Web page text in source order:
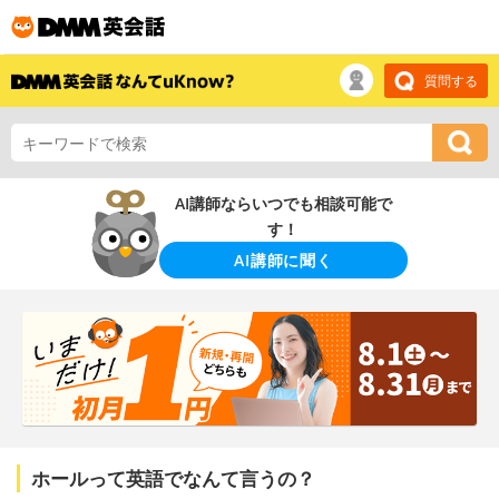
質問する
AI講師ならいつでも相談可能で
す！
AI講師に聞く
ホールって英語でなんて言うの？